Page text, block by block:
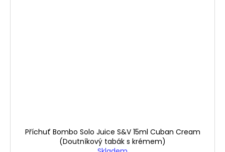
Příchuť Bombo Solo Juice S&V 15ml Cuban Cream
(Doutníkový tabák s krémem)